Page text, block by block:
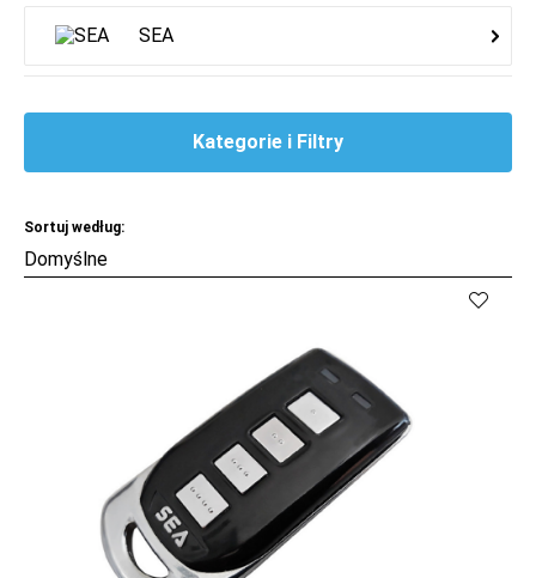
SEA
Kategorie i Filtry
Sortuj według:
Kup Porównaj